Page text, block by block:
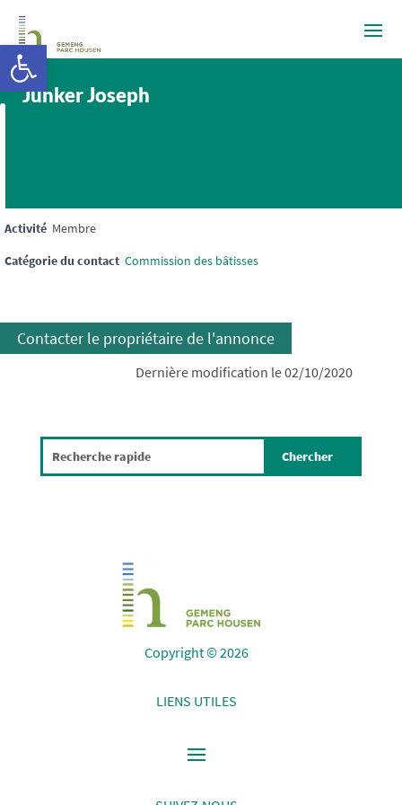
Junker Joseph
Activité Membre
Catégorie du contact Commission des bâtisses
Contacter le propriétaire de l'annonce
Dernière modification le 02/10/2020
Copyright © 2026
LIENS UTILES
Ouvrir la barre d’outils